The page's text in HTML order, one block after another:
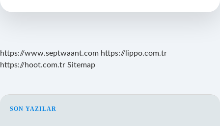
Denir
https://www.septwaant.com https://lippo.com.tr
https://hoot.com.tr Sitemap
SIDEBAR
SON YAZILAR